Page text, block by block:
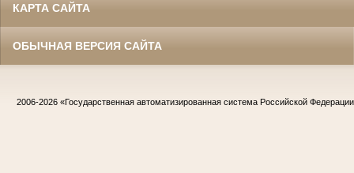
КАРТА САЙТА
ОБЫЧНАЯ ВЕРСИЯ САЙТА
2006-2026 «Государственная автоматизированная система Российской